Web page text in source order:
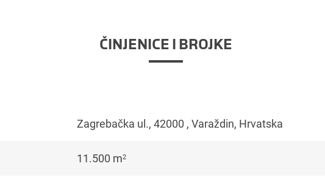
ČINJENICE I BROJKE
Zagrebačka ul., 42000 , Varaždin, Hrvatska
11.500 m2